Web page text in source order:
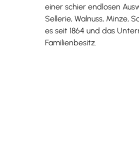
einer schier endlosen
Sellerie, Walnuss, Minze,
es seit 1864 und das
Familienbesitz.